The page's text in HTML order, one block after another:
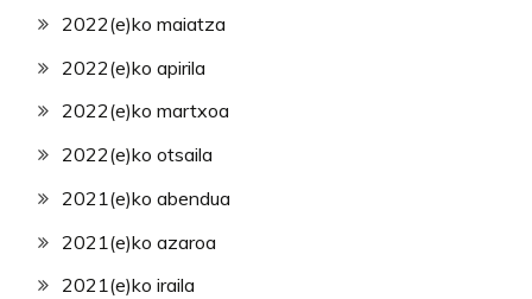
2022(e)ko maiatza
2022(e)ko apirila
2022(e)ko martxoa
2022(e)ko otsaila
2021(e)ko abendua
2021(e)ko azaroa
2021(e)ko iraila